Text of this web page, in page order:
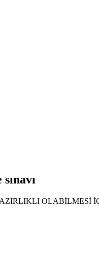
OLABİLMESİ